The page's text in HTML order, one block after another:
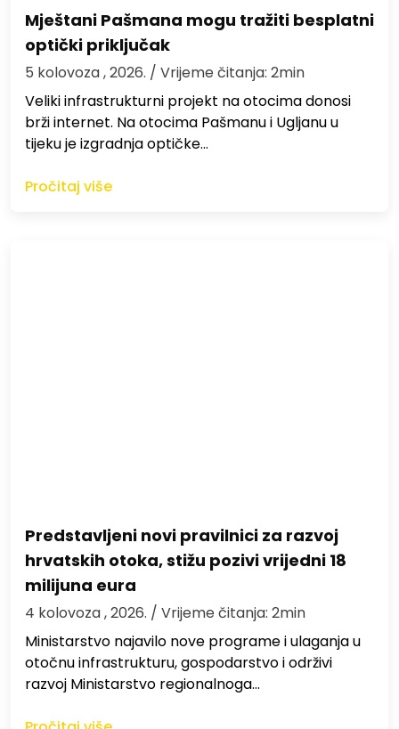
Mještani Pašmana mogu tražiti besplatni
optički priključak
5 kolovoza , 2026. / Vrijeme čitanja: 2min
Veliki infrastrukturni projekt na otocima donosi
brži internet. Na otocima Pašmanu i Ugljanu u
tijeku je izgradnja optičke…
Pročitaj više
Predstavljeni novi pravilnici za razvoj
hrvatskih otoka, stižu pozivi vrijedni 18
milijuna eura
4 kolovoza , 2026. / Vrijeme čitanja: 2min
Ministarstvo najavilo nove programe i ulaganja u
otočnu infrastrukturu, gospodarstvo i održivi
razvoj Ministarstvo regionalnoga…